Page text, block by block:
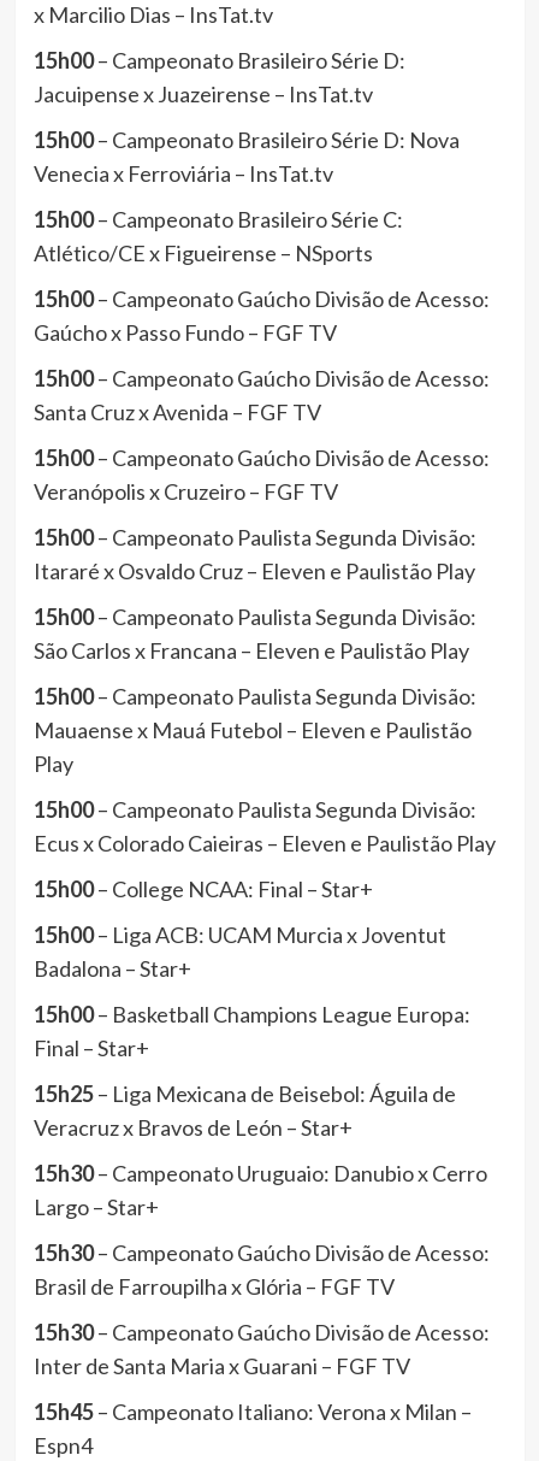
x Marcilio Dias – InsTat.tv
15h00– Campeonato Brasileiro Série D:
Jacuipense x Juazeirense – InsTat.tv
15h00– Campeonato Brasileiro Série D: Nova
Venecia x Ferroviária – InsTat.tv
15h00– Campeonato Brasileiro Série C:
Atlético/CE x Figueirense – NSports
15h00– Campeonato Gaúcho Divisão de Acesso:
Gaúcho x Passo Fundo – FGF TV
15h00– Campeonato Gaúcho Divisão de Acesso:
Santa Cruz x Avenida – FGF TV
15h00– Campeonato Gaúcho Divisão de Acesso:
Veranópolis x Cruzeiro – FGF TV
15h00– Campeonato Paulista Segunda Divisão:
Itararé x Osvaldo Cruz – Eleven e Paulistão Play
15h00– Campeonato Paulista Segunda Divisão:
São Carlos x Francana – Eleven e Paulistão Play
15h00– Campeonato Paulista Segunda Divisão:
Mauaense x Mauá Futebol – Eleven e Paulistão
Play
15h00– Campeonato Paulista Segunda Divisão:
Ecus x Colorado Caieiras – Eleven e Paulistão Play
15h00– College NCAA: Final – Star+
15h00– Liga ACB: UCAM Murcia x Joventut
Badalona – Star+
15h00– Basketball Champions League Europa:
Final – Star+
15h25– Liga Mexicana de Beisebol: Águila de
Veracruz x Bravos de León – Star+
15h30– Campeonato Uruguaio: Danubio x Cerro
Largo – Star+
15h30– Campeonato Gaúcho Divisão de Acesso:
Brasil de Farroupilha x Glória – FGF TV
15h30– Campeonato Gaúcho Divisão de Acesso:
Inter de Santa Maria x Guarani – FGF TV
15h45– Campeonato Italiano: Verona x Milan –
Espn4